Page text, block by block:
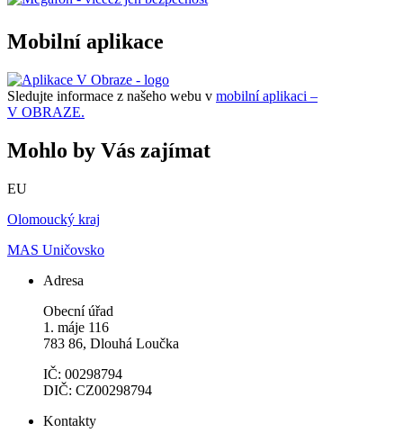
Mobilní aplikace
Sledujte informace z našeho webu v mobilní aplikaci –
V OBRAZE.
Mohlo by Vás zajímat
EU
Olomoucký kraj
MAS Uničovsko
Adresa
Obecní úřad
1. máje 116
783 86, Dlouhá Loučka
IČ: 00298794
DIČ: CZ00298794
Kontakty